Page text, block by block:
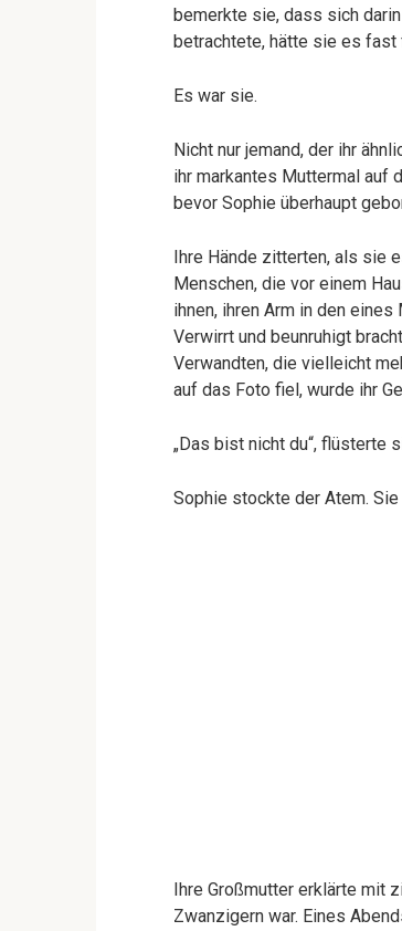
bemerkte sie, dass sich
betrachtete, hätte sie es fast
Es war sie.
Nicht nur jemand, der ihr
ihr markantes Muttermal auf
bevor Sophie überhaupt
Ihre Hände zitterten, als sie
Menschen, die vor einem
ihnen, ihren Arm in den
Verwirrt und beunruhigt
Verwandten, die vielleicht
auf das Foto fiel, wurde ihr
„Das bist nicht du“, flüsterte
Sophie stockte der Atem.
Ihre Großmutter erklärte mit
Zwanzigern war. Eines